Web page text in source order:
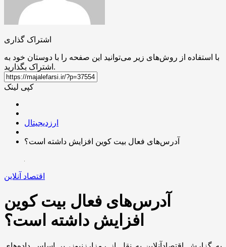
اشتراک گذاری
با استفاده از روش‌های زیر می‌توانید این صفحه را با دوستان خود به
اشتراک بگذارید.
کپی لینک
ارزدیجیتال
آدرس‌های فعال بیت کوین افزایش داشته است؟
اقتصاد آنلاین
آدرس‌های فعال بیت کوین
افزایش داشته است؟